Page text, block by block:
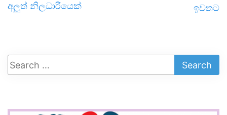
අලුත් නිලධාරියෙක්
ඉවතට